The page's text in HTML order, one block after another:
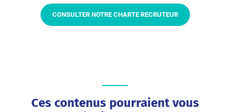
CONSULTER NOTRE CHARTE RECRUTEUR
Ces contenus pourraient vous